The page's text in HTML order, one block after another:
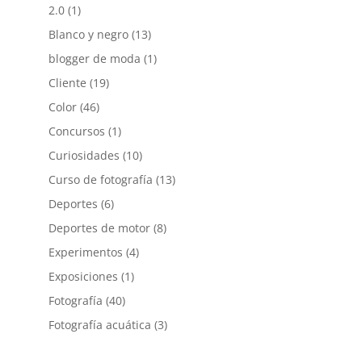
2.0(1)
Blanco y negro(13)
blogger de moda (1)
Cliente (19)
Color(46)
Concursos (1)
Curiosidades (10)
Curso de fotografía (13)
Deportes (6)
Deportes de motor(8)
Experimentos (4)
Exposiciones (1)
Fotografía (40)
Fotografía acuática (3)